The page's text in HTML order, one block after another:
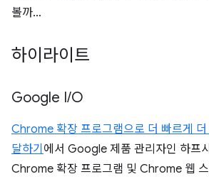
볼까…
하이라이트
Google I/O
Chrome 확장 프로그램으로 더 빠르게
달하기 에서 Google 제품 관리자인 하프
Chrome 확장 프로그램 및 Chrome 웹